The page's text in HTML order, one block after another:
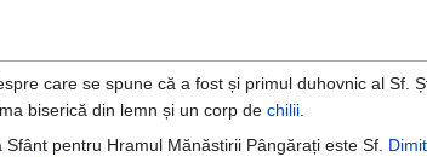
care se spune că a fost și primul duhovnic al Sf.
biserică din lemn și un corp de chilii.
Sfânt pentru Hramul Mănăstirii Pângărați este Sf.